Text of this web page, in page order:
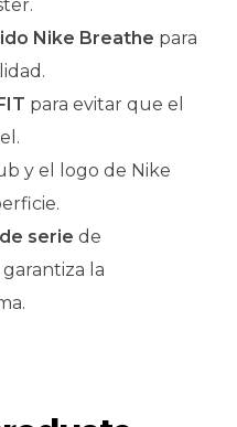
Nike Breathe para
para evitar que el
y el logo de Nike
serie de
la